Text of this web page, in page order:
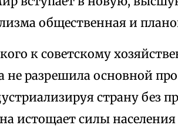
общественная и
к советскому
не разрешила основной
страну без
истощает силы населения